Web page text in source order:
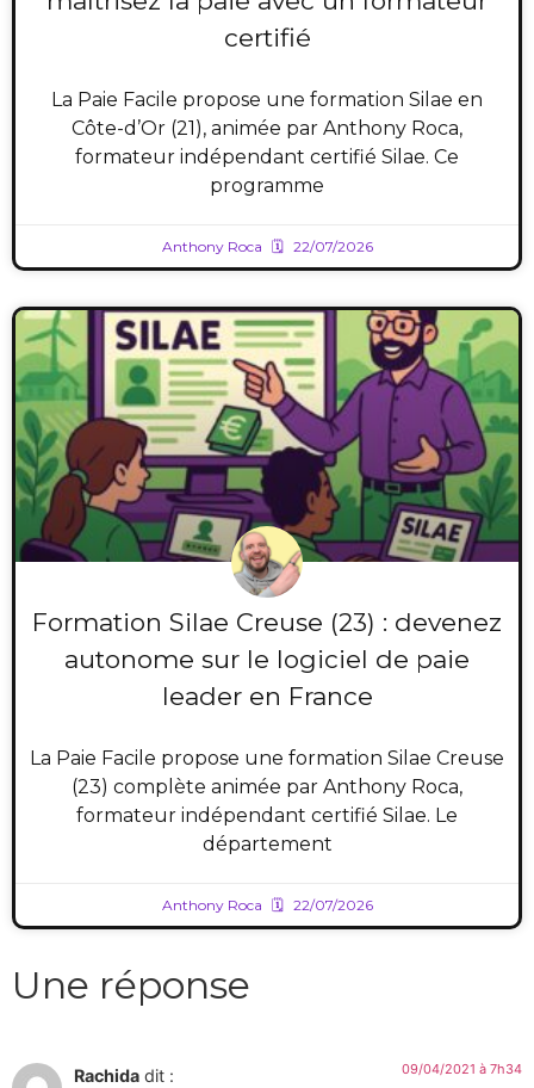
certifié
La Paie Facile propose une formation Silae en
Côte-d’Or (21), animée par Anthony Roca,
formateur indépendant certifié Silae. Ce
programme
Anthony Roca 22/07/2026
Formation Silae Creuse (23) : devenez
autonome sur le logiciel de paie
leader en France
La Paie Facile propose une formation Silae Creuse
(23) complète animée par Anthony Roca,
formateur indépendant certifié Silae. Le
département
Anthony Roca 22/07/2026
Une réponse
Rachida dit : 09/04/2021 à 7h34